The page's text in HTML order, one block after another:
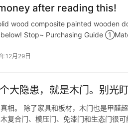
after reading this!
wood composite painted wooden
Stop~ Purchasing Guide
12月29日
大隐患，就是木门。别光
相。 除了家具和板材，木门也是甲醛
复合门、模压门、免漆门和生态门很